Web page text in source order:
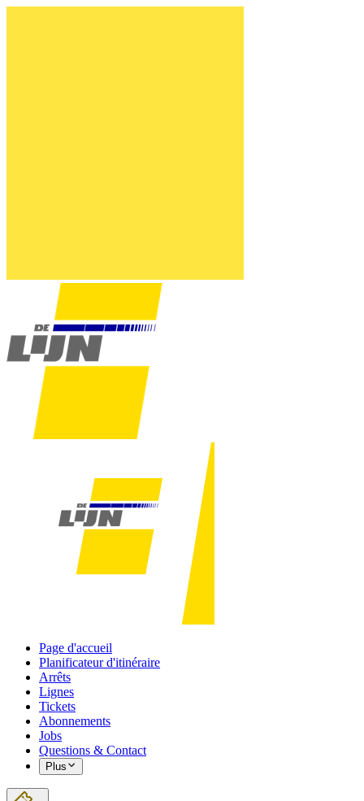
Page d'accueil
Planificateur d'itinéraire
Arrêts
Lignes
Tickets
Abonnements
Jobs
Questions & Contact
Plus